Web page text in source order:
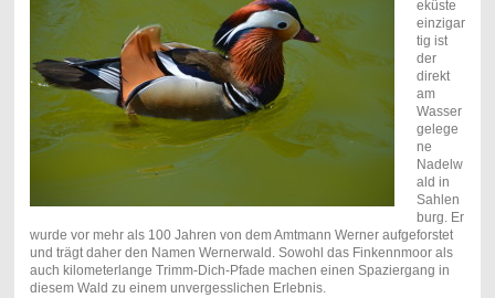
eküste
einzigar
tig ist
der
direkt
am
Wasser
gelege
ne
Nadelw
ald in
Sahlen
burg. Er
wurde vor mehr als 100 Jahren von dem Amtmann Werner aufgeforstet
und trägt daher den Namen Wernerwald. Sowohl das Finkennmoor als
auch kilometerlange Trimm-Dich-Pfade machen einen Spaziergang in
diesem Wald zu einem unvergesslichen Erlebnis.